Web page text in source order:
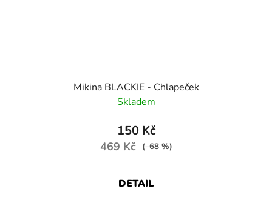
Mikina BLACKIE - Chlapeček
Skladem
150 Kč
469 Kč (–68 %)
DETAIL